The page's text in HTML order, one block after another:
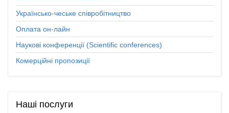
Українсько-чеське співробітництво
Оплата он-лайн
Наукові конференції (Scientific conferences)
Комерційні пропозиції
Наші послуги